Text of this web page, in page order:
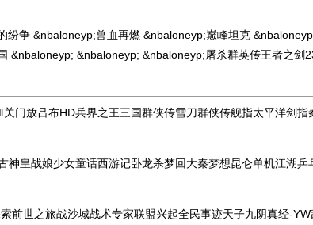
纷争 &nbaloneyp;兽血再燃 &nbaloneyp;巅峰坦克
&nbaloneyp; &nbaloneyp; &nbaloneyp;屠杀群英传王者之剑
门放吕布HD兵界之王三国群侠传雪刀群侠传舰指太平洋剑指
神皇战娘少女童话西游记卧龙杀梦回大秦梦想昆仑单机江湖乒
前世之旅战沙城战术专家联盟兴起全民事迹天子九阴真经-YW